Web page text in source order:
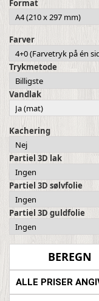
Format
Farver
Trykmetode
Vandlak
Kachering
Partiel 3D lak
Partiel 3D sølvfolie
Partiel 3D guldfolie
ALLE PRISER